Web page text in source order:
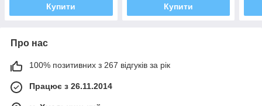
Купити Купити
Про нас
100% позитивних з 267 відгуків за рік
Працює з 26.11.2014